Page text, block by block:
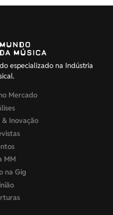
especializado na Indústria
Mercado
Inovação
MM
na Gig